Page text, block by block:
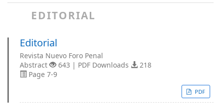
EDITORIAL
Editorial
Revista Nuevo Foro Penal
Abstract
643 | PDF Downloads
218
Page 7-9
PDF